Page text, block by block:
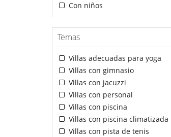
Con niños
Temas
Villas adecuadas para yoga
Villas con gimnasio
Villas con jacuzzi
Villas con personal
Villas con piscina
Villas con piscina climatizada
Villas con pista de tenis